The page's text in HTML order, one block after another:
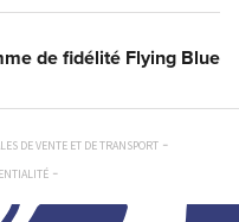
de fidélité Flying Blue
DE VENTE ET DE TRANSPORT